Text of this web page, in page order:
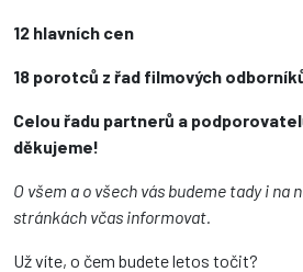
12 hlavních cen
18 porotců z řad filmových
Celou řadu partnerů a
děkujeme!
O všem a o všech vás budeme tady i na
stránkách včas informovat.
Už víte, o čem budete letos točit?